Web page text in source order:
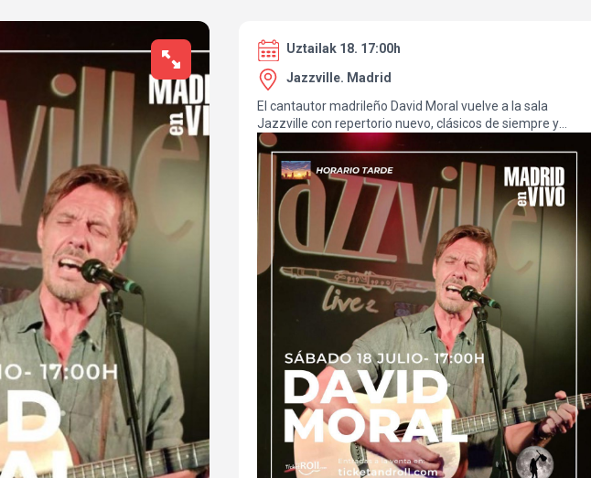
Uztailak 18. 17:00h
Jazzville. Madrid
El cantautor madrileño David Moral vuelve a la sala
Jazzville con repertorio nuevo, clásicos de siempre y
colaboraciones sorpresa. No te lo puedes perder! 😎